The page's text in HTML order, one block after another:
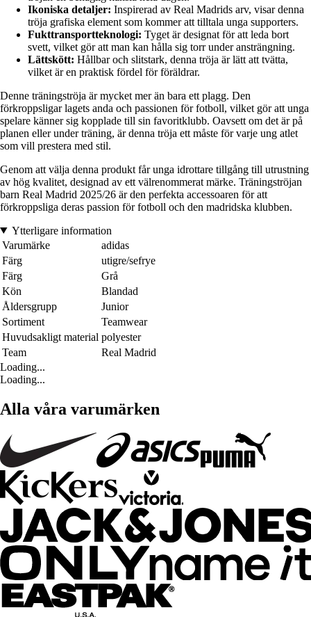
Ikoniska detaljer: Inspirerad av Real Madrids arv, visar denna
tröja grafiska element som kommer att tilltala unga supporters.
Fukttransportteknologi: Tyget är designat för att leda bort
svett, vilket gör att man kan hålla sig torr under ansträngning.
Lättskött: Hållbar och slitstark, denna tröja är lätt att tvätta,
vilket är en praktisk fördel för föräldrar.
Denne träningströja är mycket mer än bara ett plagg. Den
förkroppsligar lagets anda och passionen för fotboll, vilket gör att unga
spelare känner sig kopplade till sin favoritklubb. Oavsett om det är på
planen eller under träning, är denna tröja ett måste för varje ung atlet
som vill prestera med stil.
Genom att välja denna produkt får unga idrottare tillgång till utrustning
av hög kvalitet, designad av ett välrenommerat märke. Träningströjan
barn Real Madrid 2025/26 är den perfekta accessoaren för att
förkroppsliga deras passion för fotboll och den madridska klubben.
Ytterligare information
Varumärke
adidas
Färg
utigre/sefrye
Färg
Grå
Kön
Blandad
Åldersgrupp
Junior
Sortiment
Teamwear
Huvudsakligt material polyester
Team
Real Madrid
Loading...
Loading...
Alla våra varumärken